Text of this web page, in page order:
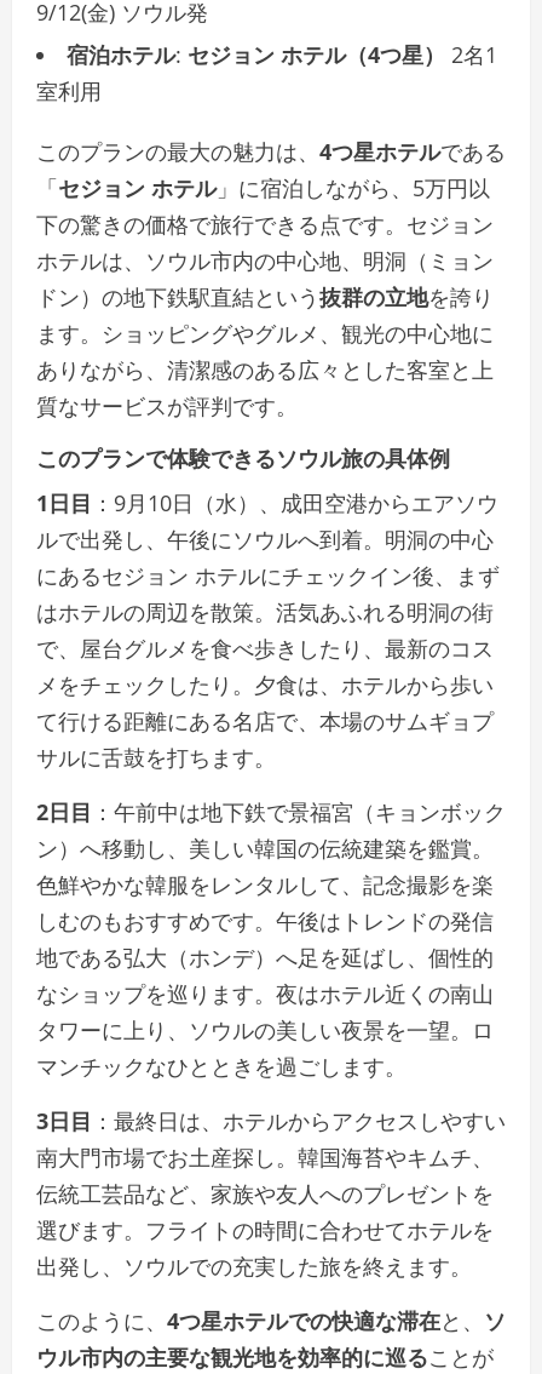
9/12(金) ソウル発
宿泊ホテル: セジョン ホテル（4つ星）
2名1
室利用
このプランの最大の魅力は、 4つ星ホテルである
「セジョン ホテル」に宿泊しながら、5万円以
下の驚きの価格で旅行できる点です。セジョン
ホテルは、ソウル市内の中心地、明洞（ミョン
ドン）の地下鉄駅直結という抜群の立地を誇り
ます。ショッピングやグルメ、観光の中心地に
ありながら、清潔感のある広々とした客室と上
質なサービスが評判です。
このプランで体験できるソウル旅の具体例
1日目 ：9月10日（水）、成田空港からエアソウ
ルで出発し、午後にソウルへ到着。明洞の中心
にあるセジョン ホテルにチェックイン後、まず
はホテルの周辺を散策。活気あふれる明洞の街
で、屋台グルメを食べ歩きしたり、最新のコス
メをチェックしたり。夕食は、ホテルから歩い
て行ける距離にある名店で、本場のサムギョプ
サルに舌鼓を打ちます。
2日目 ：午前中は地下鉄で景福宮（キョンボック
ン）へ移動し、美しい韓国の伝統建築を鑑賞。
色鮮やかな韓服をレンタルして、記念撮影を楽
しむのもおすすめです。午後はトレンドの発信
地である弘大（ホンデ）へ足を延ばし、個性的
なショップを巡ります。夜はホテル近くの南山
タワーに上り、ソウルの美しい夜景を一望。ロ
マンチックなひとときを過ごします。
3日目 ：最終日は、ホテルからアクセスしやすい
南大門市場でお土産探し。韓国海苔やキムチ、
伝統工芸品など、家族や友人へのプレゼントを
選びます。フライトの時間に合わせてホテルを
出発し、ソウルでの充実した旅を終えます。
このように、 4つ星ホテルでの快適な滞在と、 ソ
ウル市内の主要な観光地を効率的に巡ることが